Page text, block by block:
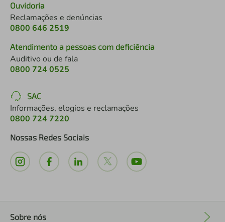
Ouvidoria
Reclamações e denúncias
0800 646 2519
Atendimento a pessoas com deficiência
Auditivo ou de fala
0800 724 0525
SAC
Informações, elogios e reclamações
0800 724 7220
Nossas Redes Sociais
Sobre nós